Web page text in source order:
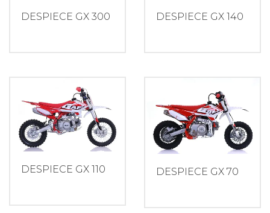
DESPIECE GX 300 DESPIECE GX 140
DESPIECE GX 110 DESPIECE GX 70